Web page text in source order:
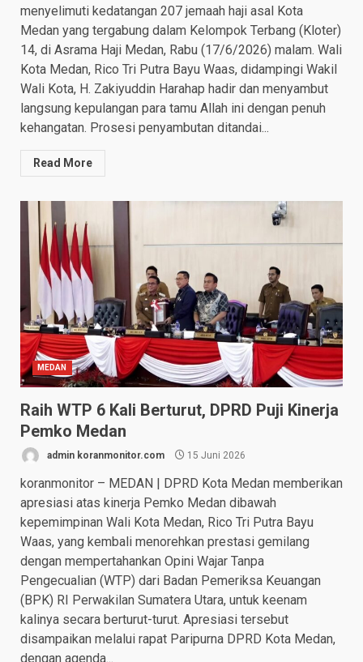
menyelimuti kedatangan 207 jemaah haji asal Kota
Medan yang tergabung dalam Kelompok Terbang (Kloter)
14, di Asrama Haji Medan, Rabu (17/6/2026) malam. Wali
Kota Medan, Rico Tri Putra Bayu Waas, didampingi Wakil
Wali Kota, H. Zakiyuddin Harahap hadir dan menyambut
langsung kepulangan para tamu Allah ini dengan penuh
kehangatan. Prosesi penyambutan ditandai...
Read More
MEDAN
Raih WTP 6 Kali Berturut, DPRD Puji Kinerja
Pemko Medan
admin koranmonitor.com 15 Juni 2026
koranmonitor – MEDAN | DPRD Kota Medan memberikan
apresiasi atas kinerja Pemko Medan dibawah
kepemimpinan Wali Kota Medan, Rico Tri Putra Bayu
Waas, yang kembali menorehkan prestasi gemilang
dengan mempertahankan Opini Wajar Tanpa
Pengecualian (WTP) dari Badan Pemeriksa Keuangan
(BPK) RI Perwakilan Sumatera Utara, untuk keenam
kalinya secara berturut-turut. Apresiasi tersebut
disampaikan melalui rapat Paripurna DPRD Kota Medan,
dengan agenda...